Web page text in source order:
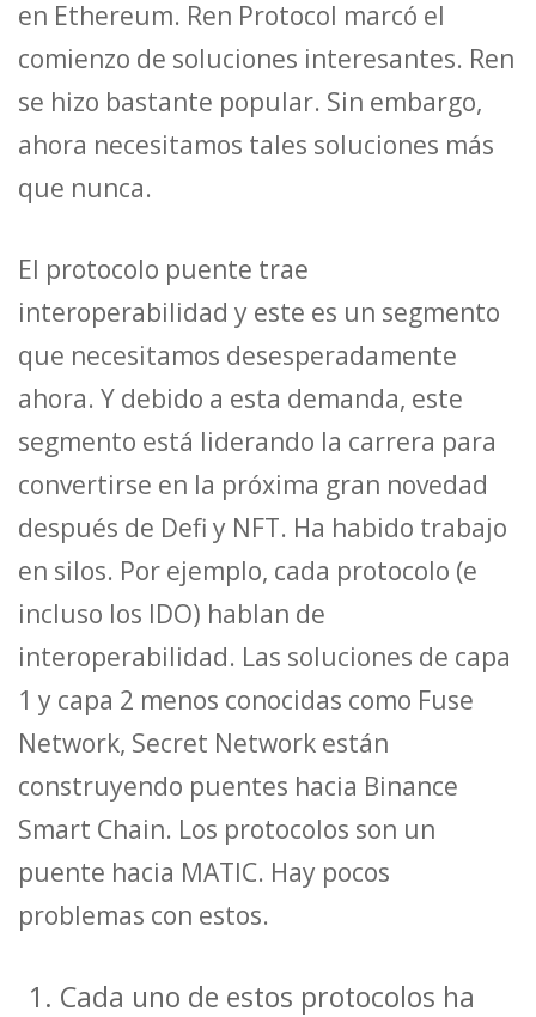
en Ethereum. Ren Protocol marcó el
comienzo de soluciones interesantes. Ren
se hizo bastante popular. Sin embargo,
ahora necesitamos tales soluciones más
que nunca.
El protocolo puente trae
interoperabilidad y este es un segmento
que necesitamos desesperadamente
ahora. Y debido a esta demanda, este
segmento está liderando la carrera para
convertirse en la próxima gran novedad
después de Defi y NFT. Ha habido trabajo
en silos. Por ejemplo, cada protocolo (e
incluso los IDO) hablan de
interoperabilidad. Las soluciones de capa
1 y capa 2 menos conocidas como Fuse
Network, Secret Network están
construyendo puentes hacia Binance
Smart Chain. Los protocolos son un
puente hacia MATIC. Hay pocos
problemas con estos.
Cada uno de estos protocolos ha